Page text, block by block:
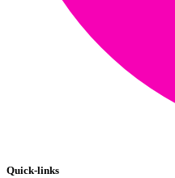
Quick-links